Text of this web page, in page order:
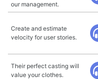
our management.
Create and estimate
velocity for user stories.
Their perfect casting will
value your clothes.